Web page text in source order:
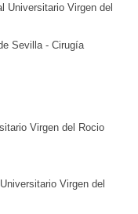
Universitario Virgen del
Sevilla - Cirugía
Virgen del Rocio
Virgen del